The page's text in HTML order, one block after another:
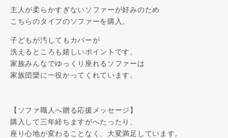
主人が柔らかすぎないソファーが好みのため
こちらのタイプのソファーを購入。
子どもが汚してもカバーが
洗えるところも嬉しいポイントです。
家族みんなでゆっくり座れるソファーは
家族団欒に一役かってくれています。
【ソファ職人へ贈る応援メッセージ】
購入して三年経ちますがへたったり、
座り心地が変わることなく、大変満足しています。